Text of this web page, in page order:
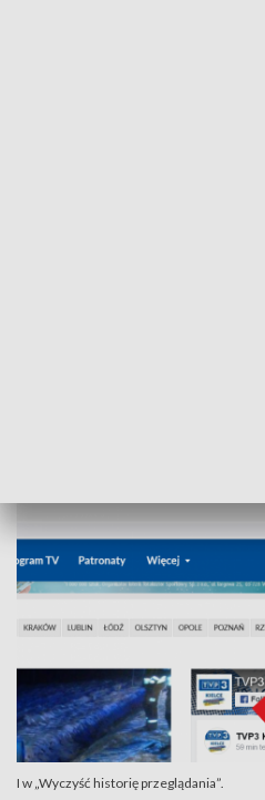
I w „Wyczyść historię przeglądania”.